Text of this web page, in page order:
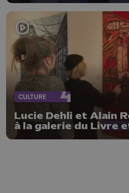
CULTURE
Lucie Dehli et Alain
à la galerie du Livre
Théâtre